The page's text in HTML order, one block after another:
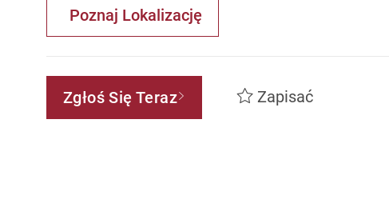
Poznaj Lokalizację
Zgłoś Się Teraz Zapisać